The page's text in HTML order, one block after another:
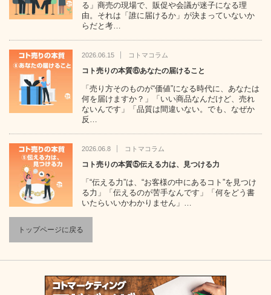
る」商売の現場で、販促や会議が迷子になる理
由。それは「誰に届けるか」が決まっていないか
らだと考…
2026.06.15 コトマコラム
コト売りの本質⑥あなたの届けること
「売り方そのものが“価値”になる時代に、あなたは
何を届けますか？」「いい商品なんだけど、売れ
ないんです」「品質は間違いない。でも、なぜか
反…
2026.06.8 コトマコラム
コト売りの本質⑤伝える力は、見つける力
「“伝える力”は、“お客様の中にあるコト”を見つけ
る力」「伝えるのが苦手なんです」「何をどう書
いたらいいかわかりません」…
トップページに戻る